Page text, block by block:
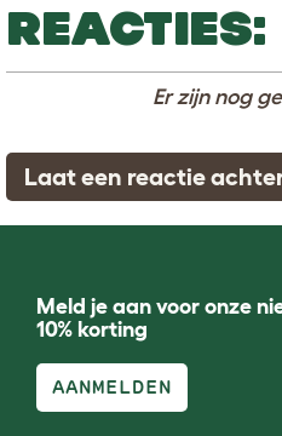
REACTIES:
Er zijn nog
Laat een reactie
Meld je aan voor onze
10% korting
AANMELDEN